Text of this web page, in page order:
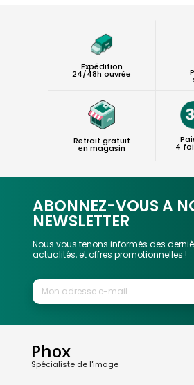
Expédition
24/48h ouvrée
Retrait gratuit
en magasin 4
ABONNEZ-VOUS A
NEWSLETTER
Nous vous tenons informés des
actualités, et offres promotionnelles !
Phox
Spécialiste de l'image